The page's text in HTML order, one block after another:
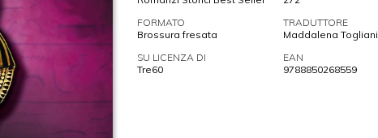
FORMATO
Brossura fresata
TRADUTTORE
Maddalena Togliani
SU LICENZA DI
Tre60
EAN
9788850268559